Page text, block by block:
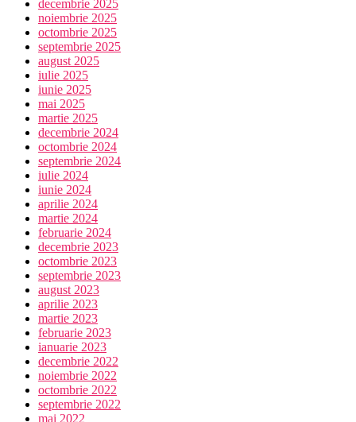
decembrie 2025
noiembrie 2025
octombrie 2025
septembrie 2025
august 2025
iulie 2025
iunie 2025
mai 2025
martie 2025
decembrie 2024
octombrie 2024
septembrie 2024
iulie 2024
iunie 2024
aprilie 2024
martie 2024
februarie 2024
decembrie 2023
octombrie 2023
septembrie 2023
august 2023
aprilie 2023
martie 2023
februarie 2023
ianuarie 2023
decembrie 2022
noiembrie 2022
octombrie 2022
septembrie 2022
mai 2022